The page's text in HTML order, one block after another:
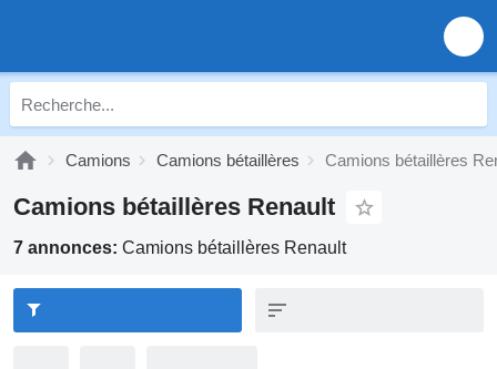
Camions Camions bétaillères Camions bétaillères
Camions bétaillères Renault
7 annonces: Camions bétaillères Renault